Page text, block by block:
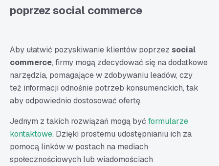
poprzez social commerce
Aby ułatwić pozyskiwanie klientów poprzez social
commerce, firmy mogą zdecydować się na dodatkowe
narzędzia, pomagające w zdobywaniu leadów, czy
też informacji odnośnie potrzeb konsumenckich, tak
aby odpowiednio dostosować ofertę.
Jednym z takich rozwiązań mogą być formularze
kontaktowe. Dzięki prostemu udostępnianiu ich za
pomocą linków w postach na mediach
społecznościowych lub wiadomościach